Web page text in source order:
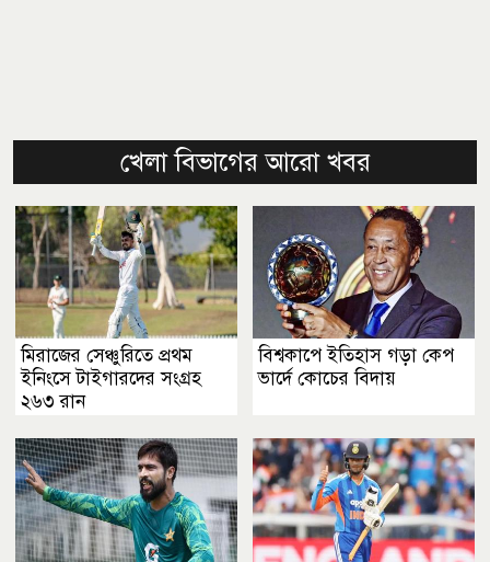
খেলা বিভাগের আরো খবর
মিরাজের সেঞ্চুরিতে প্রথম
ইনিংসে টাইগারদের সংগ্রহ
২৬৩ রান
বিশ্বকাপে ইতিহাস গড়া কেপ
ভার্দে কোচের বিদায়